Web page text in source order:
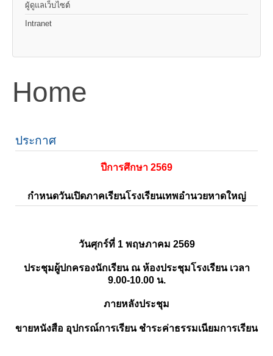
ผู้ดูแลเว็บไซต์
Intranet
Home
ประกาศ
ปีการศึกษา 2569
กำหนดวันเปิดภาคเรียนโรงเรียนเทพอำนวยหาดใหญ่
วันศุกร์ที่ 1 พฤษภาคม 2569
ประชุมผู้ปกครองนักเรียน ณ ห้องประชุมโรงเรียน เวลา
9.00-10.00 น.
ภายหลังประชุม
ขายหนังสือ อุปกรณ์การเรียน ชำระค่าธรรมเนียมการเรียน